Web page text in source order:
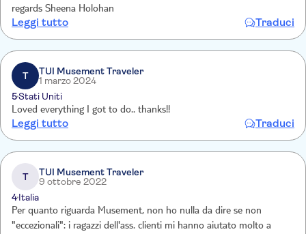
regards Sheena Holohan
Leggi tutto Traduci
T
TUI Musement Traveler
1 marzo 2024
5Stati Uniti
Loved everything I got to do.. thanks!!
Leggi tutto Traduci
T
TUI Musement Traveler
9 ottobre 2022
4Italia
Per quanto riguarda Musement, non ho nulla da dire se non
"eccezionali": i ragazzi dell'ass. clienti mi hanno aiutato molto a